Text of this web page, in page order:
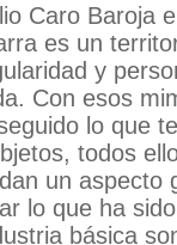
Caro Baroja
es un
y
Con esos
lo que
todos
un aspecto
lo que ha
básica